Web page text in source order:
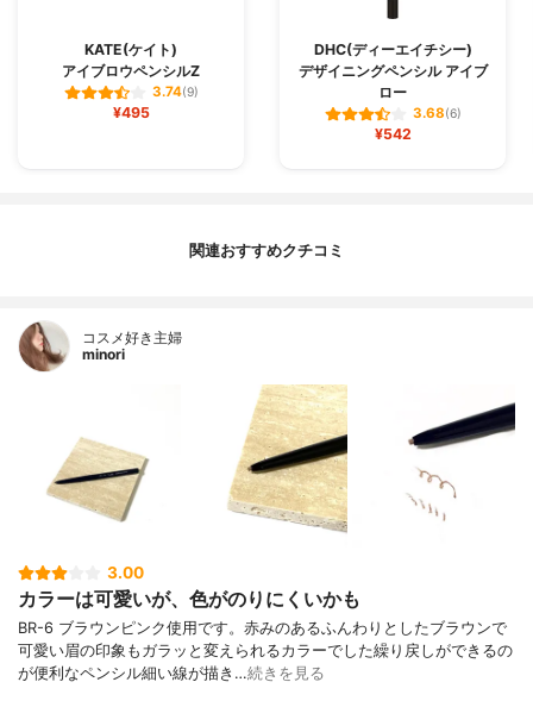
KATE(ケイト)
アイブロウペンシルZ
3.74(9)
¥495
DHC(ディーエイチシー)
デザイニングペンシル アイブ
ロー
3.68(6)
¥542
関連おすすめクチコミ
コスメ好き主婦
minori
3.00
カラーは可愛いが、色がのりにくいかも
BR-6 ブラウンピンク使用です。赤みのあるふんわりとしたブラウンで
可愛い眉の印象もガラッと変えられるカラーでした繰り戻しができるの
が便利なペンシル細い線が描き…続きを見る